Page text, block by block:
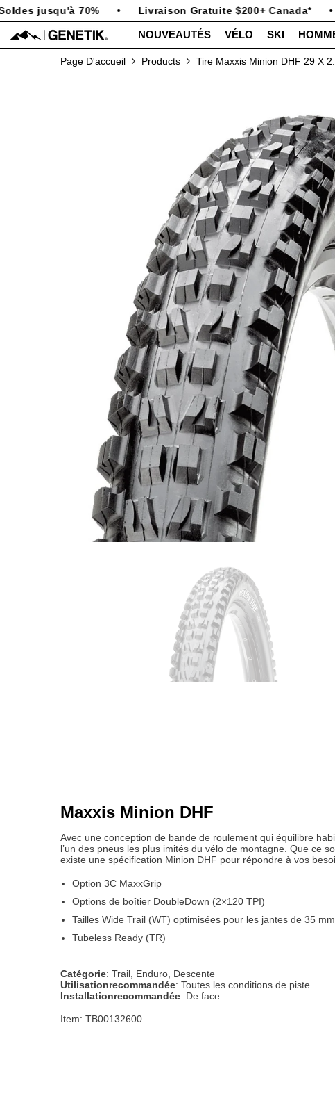
PASSER AU CONTENU
jusqu'à 70% Livraison Gratuite $200+ Canada*
NOUVEAUTÉS VÉLO SKI
Page D'accueil Products Tire Maxxis Minion DHF 29 X
Maxxis Minion DHF
Avec une conception de bande de roulement qui équilibre
l’un des pneus les plus imités du vélo de montagne. Que ce
existe une spécification Minion DHF pour répondre à vos
Option 3C MaxxGrip
Options de boîtier DoubleDown (2×120 TPI)
Tailles Wide Trail (WT) optimisées pour les jantes de 35
Tubeless Ready (TR)
Catégorie: Trail, Enduro, Descente
Utilisationrecommandée: Toutes les conditions de piste
Installationrecommandée: De face
Item: TB00132600